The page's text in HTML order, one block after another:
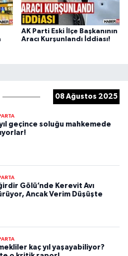
AK Parti Eski İlçe Başkanının
Aracı Kurşunlandı İddiası!
08 Ağustos 2025
geçince soluğu mahkemede
Gölü’nde Kerevit Avı
Ancak Verim Düşüşte
kaç yıl yaşayabiliyor?